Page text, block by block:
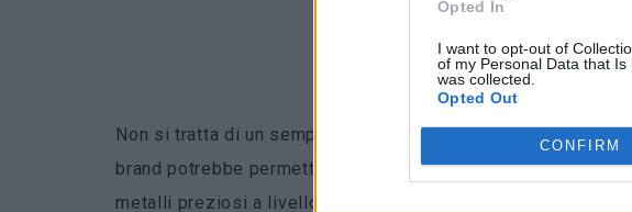
Opted In
I want to opt-out of
of my Personal Data that
was collected.
Opted Out
CONFIRM
Non si tratta di un semplice aumento “perché sonoRolexe
brand potrebbe permetterselo. Questa decisione è legata al
metalli preziosi a livello globale. Nel 2024, il prezzo dell’oro